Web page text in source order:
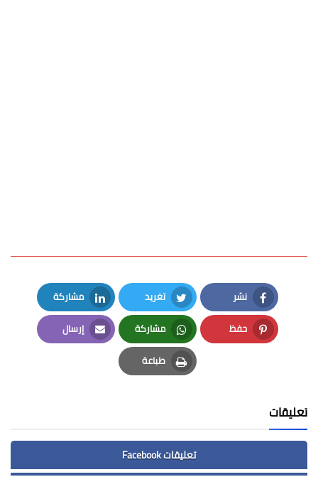
نشر
Facebook
تغريد
Twitter
مشاركة
LinkedIn
حفظ
Pinterest
مشاركة
Whatsapp
إرسال
Email
طباعة
Print
تعليقات
تعليقات Facebook